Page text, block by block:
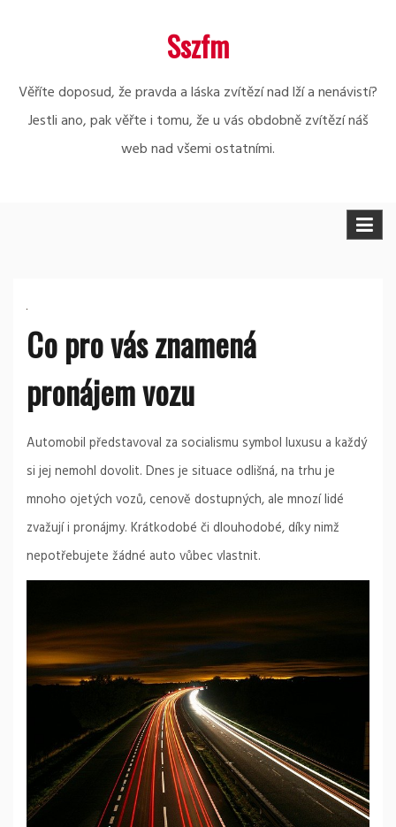
Sszfm
Věříte doposud, že pravda a láska zvítězí nad lží a nenávistí?
Jestli ano, pak věřte i tomu, že u vás obdobně zvítězí náš
web nad všemi ostatními.
Co pro vás znamená
pronájem vozu
Automobil představoval za socialismu symbol luxusu a každý
si jej nemohl dovolit. Dnes je situace odlišná, na trhu je
mnoho ojetých vozů, cenově dostupných, ale mnozí lidé
zvažují i pronájmy. Krátkodobé či dlouhodobé, díky nimž
nepotřebujete žádné auto vůbec vlastnit.